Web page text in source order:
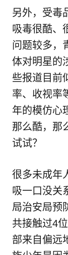
另外，受毒
吸毒很酷、
问题较多，
体对明星的
些报道目前
率、收视率
年的模仿心
那么酷，那
试试？
很多未成年
吸一口没关
局治安局预
共接触过4
部来自偏远